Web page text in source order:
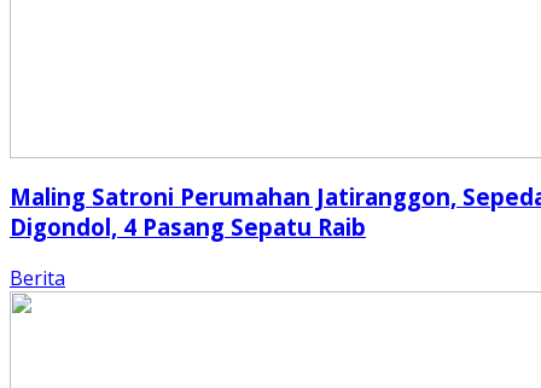
Maling Satroni Perumahan Jatiranggon,
Digondol, 4 Pasang Sepatu Raib
Berita